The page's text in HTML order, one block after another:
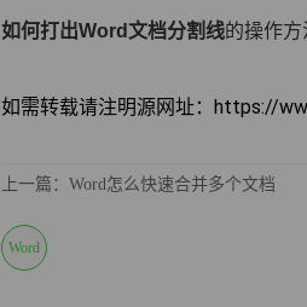
如何打出Word文档分割线的操作方
如需转载请注明源网址：https://
上一篇：Word怎么快速合并多个文档
Word